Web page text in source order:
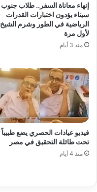
إنهاء معاناة السفر.. طلاب جنوب
سيناء يؤدون اختبارات القدرات
الرياضية في الطور وشرم الشيخ
لأول مرة
منذ 3 أيام
فيديو عيادات الحصري يضع طبيباً
تحت طائلة التحقيق في مصر
منذ 4 أيام